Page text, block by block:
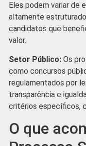
Eles podem variar de
altamente
candidatos que
valor.
Setor Público: Os
como concursos
regulamentados por
transparência e
critérios específicos,
O que